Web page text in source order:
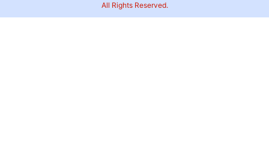
All Rights Reserved.